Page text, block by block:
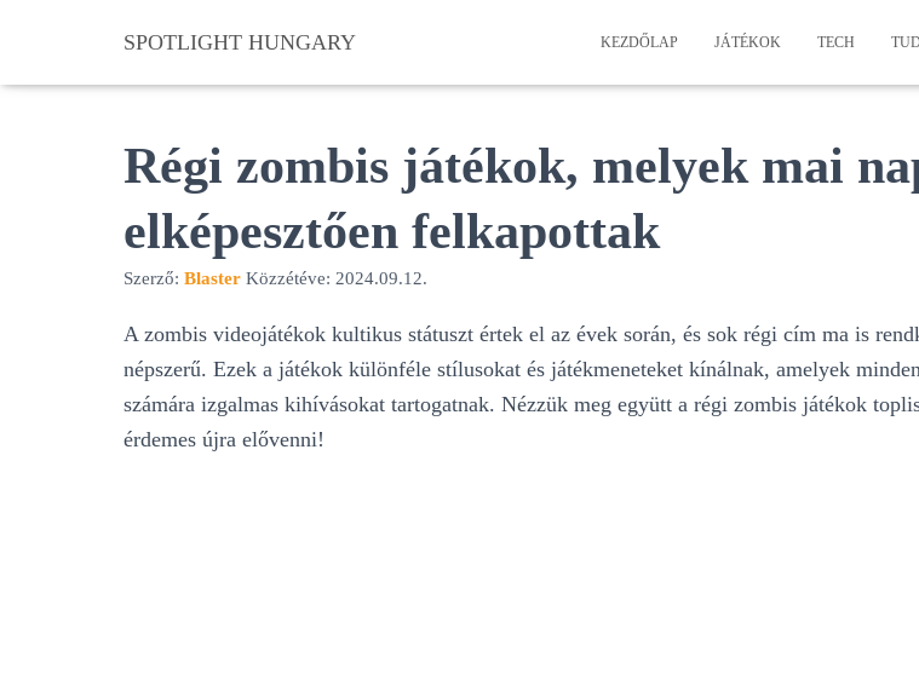
SPOTLIGHT HUNGARY KEZDŐLAP JÁTÉKOK TECH
Régi zombis játékok, melyek mai
elképesztően felkapottak
Szerző: Blaster Közzétéve: 2024.09.12.
A zombis videojátékok kultikus státuszt értek el az évek során, és sok régi cím ma is
népszerű. Ezek a játékok különféle stílusokat és játékmeneteket kínálnak, amelyek
számára izgalmas kihívásokat tartogatnak. Nézzük meg együtt a régi zombis játékok
érdemes újra elővenni!